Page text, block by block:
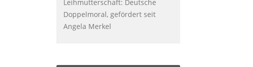
Leihmutterschaft: Deutsche
Doppelmoral, gefördert seit
Angela Merkel